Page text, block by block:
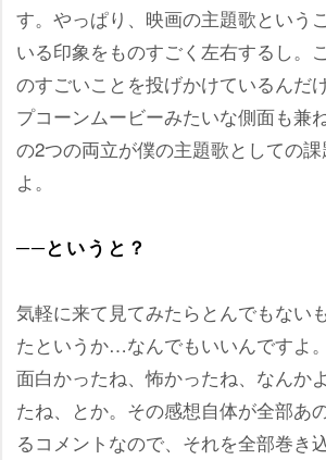
す。やっぱり、映画の主題歌という
いる印象をものすごく左右するし。
のすごいことを投げかけているんだ
プコーンムービーみたいな側面も兼
の2つの両立が僕の主題歌としての
よ。
──というと？
気軽に来て見てみたらとんでもない
たというか…なんでもいいんですよ
面白かったね、怖かったね、なんか
たね、とか。その感想自体が全部あ
るコメントなので、それを全部巻き